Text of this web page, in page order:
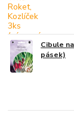
Cibule
pásek)